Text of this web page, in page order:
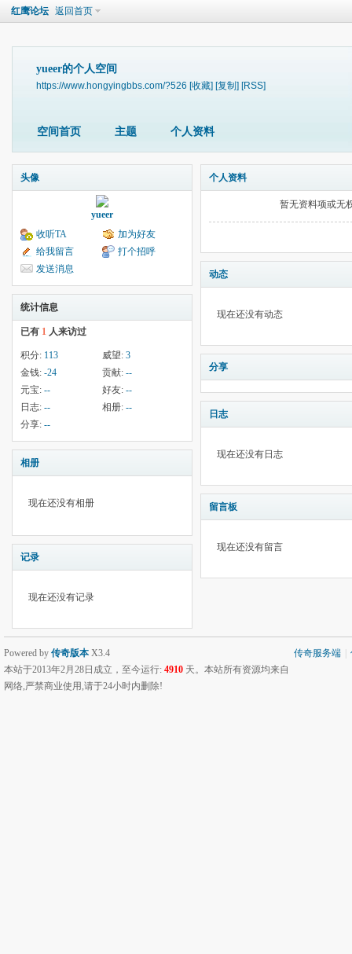
红鹰论坛 返回首页
yueer的个人空间
https://www.hongyingbbs.com/?526 [收藏] [复制] [RSS]
空间首页 主题 个人资料
头像
yueer
收听TA
加为好友
给我留言
打个招呼
发送消息
统计信息
已有 1 人来访过
积分: 113 威望: 3
金钱: -24 贡献: --
元宝: -- 好友: --
日志: -- 相册: --
分享: --
相册
现在还没有相册
记录
现在还没有记录
个人资料
暂无资料项或无
动态
现在还没有动态
分享
日志
现在还没有日志
留言板
现在还没有留言
传奇服务端
Powered by 传奇版本 X3.4
本站于2013年2月28日成立，至今运行: 4910 天。本站所有资源均来自
网络,严禁商业使用,请于24小时内删除!